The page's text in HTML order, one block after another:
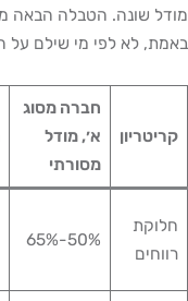
מודל שונה. הטבלה הבאה
באמת, לא לפי מי שילם על
קריטריון
חברה מסוג
א׳, מודל
מסורתי
חלוקת
רווחים
50%-65%